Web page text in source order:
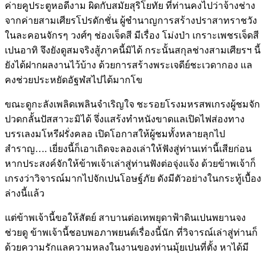
ค่ายคูประตูหอดีงาม ผิดกับสมัยสุริโยทัย ที่ท่านคงไปว่าจ้างช่าง
จากค่ายสามเศียรโปรดักชั่น ผู้ชำนาญการสร้างปราสาทราชวัง
ในละคอนจักรๆ วงศ์ๆ ช่องเจ็ดสี มีเรื่อง โม่งป่า เกราะเพชรเจ็ดสี
เปนอาทิ จึงยังดูสมจริงสู้ภาคนี้มิได้ กระนั้นสกุลช่างสามเศียรฯ นี้
ยังได้ฝากผลงานไว้บ้าง ด้วยการสร้างพระเจดีย์ชะเวดากอง แล
คงช่วยประหยัดอัฐฬสไปได้มากโข
ขณะดูกะลังเพลิดเพลินจำเริญใจ ชะรอยโรงมหรสพเกรงผู้ชมจัก
ปวดกลั้นปัสสาวะมิได้ จึ่งแสร้งทำหนังขาดแลเปิดไฟส่องทาง
บรรเลงมโหรีฝรั่งคลอ เปิดโอกาสให้ผู้ชมทั้งหลายลุกไป
สำราญ…. เยี่ยงนี้ก็เอาเถิดจะลองเล่าให้ฟังสู่ท่านเท่านี้เสียก่อน
หากประสงค์จักให้ข้าพเจ้าเล่าสู่ท่านฟังต่อจุ่งแจ้ง ด้วยข้าพเจ้าก็
เกรงว่าวิจารณ์มากไปจักเปนโอษฐ์ภัย ดังมีตัวอย่างในกระทู้เบื้อง
ล่างนี้แล้ว
แต่ข้าพเจ้านี้ขอให้สัตย์ สาบานต่อเทพยุดาฟ้าดินเปนพยานจง
ช่วยดู ข้าพเจ้านี้ชอบพอภาพยนต์เรื่องนี้นัก ที่วิจารณ์เล่าสู่ท่านก็
ด้วยความรักแลความหลงในงานของท่านมุ้ยเปนที่ตั้ง หาได้มี